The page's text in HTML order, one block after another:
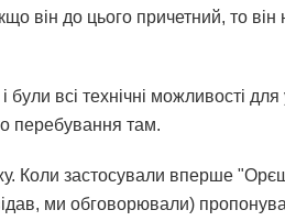
він до цього причетний, то він
були всі технічні можливості
перебування там.
Коли застосували вперше
ми обговорювали)